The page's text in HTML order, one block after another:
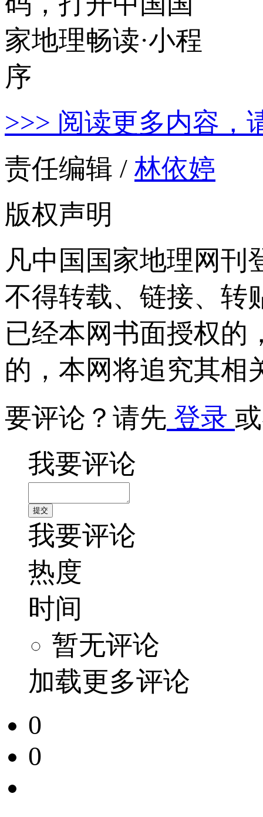
>>> 阅读更多内容，
责任编辑 / 林依婷
版权声明
凡中国国家地理网刊
不得转载、链接、转
已经本网书面授权的
的，本网将追究其相
要评论？请先 登录
我要评论
我要评论
热度
时间
暂无评论
加载更多评论
0
0